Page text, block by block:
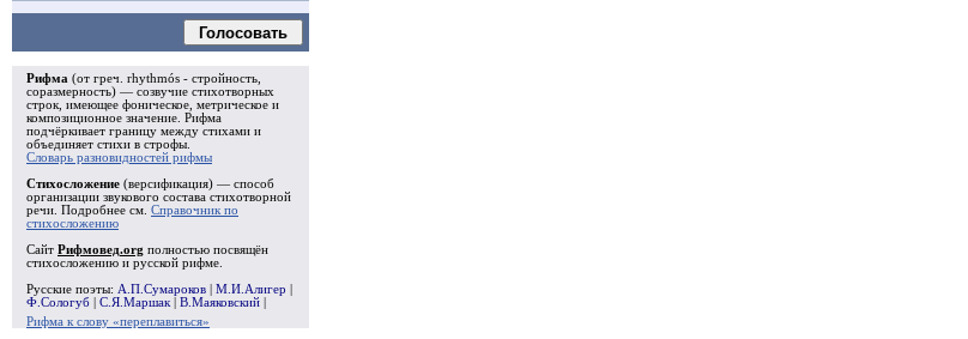
Голосовать
Рифма (от греч. rhythmós - стройность,
соразмерность) — созвучие стихотворных
строк, имеющее фоническое, метрическое и
композиционное значение. Рифма
подчёркивает границу между стихами и
объединяет стихи в строфы
Словарь разновидностей рифмы
Стихосложение (версификация) — способ
организации звукового состава стихотворной
речи. Подробнее см. Справочник по
стихосложению
Сайт Рифмовед.org полностью посвящён
стихосложению и русской рифме.
Русские поэты: А.П.Сумароков М.И.Алигер
Ф.Сологуб
С.Я.Маршак В.Маяковский
Рифма к слову «переплавиться»